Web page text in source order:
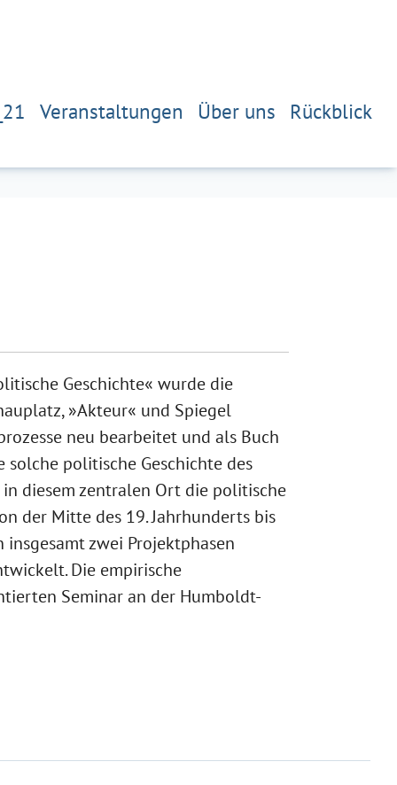
Veranstaltungen Über uns Rückblick
Geschichte« wurde die
»Akteur« und Spiegel
neu bearbeitet und als Buch
politische Geschichte des
diesem zentralen Ort die politische
der Mitte des 19. Jahrhunderts bis
zwei Projektphasen
Die empirische
Seminar an der Humboldt-